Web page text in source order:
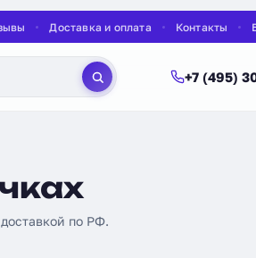
Доставка и оплата Контакты
+7 (495)
по РФ.